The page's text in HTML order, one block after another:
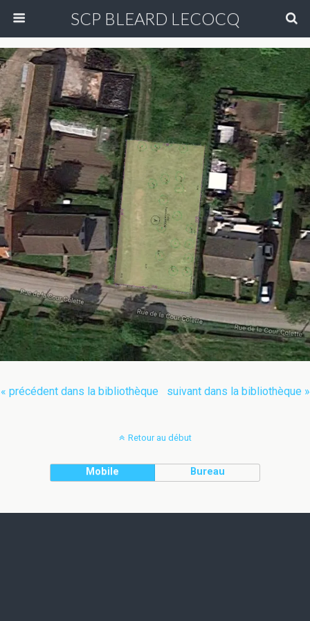
SCP BLEARD LECOCQ
« précédent dans la bibliothèque suivant dans la bibliothèque »
Retour au début
Mobile Bureau